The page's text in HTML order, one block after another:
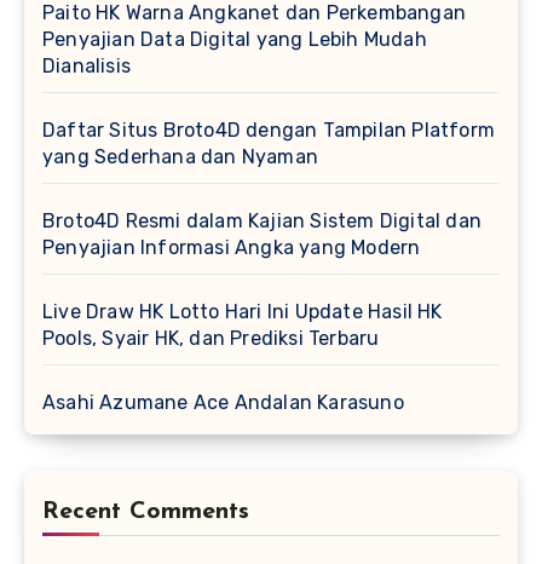
Paito HK Warna Angkanet dan Perkembangan
Penyajian Data Digital yang Lebih Mudah
Dianalisis
Daftar Situs Broto4D dengan Tampilan Platform
yang Sederhana dan Nyaman
Broto4D Resmi dalam Kajian Sistem Digital dan
Penyajian Informasi Angka yang Modern
Live Draw HK Lotto Hari Ini Update Hasil HK
Pools, Syair HK, dan Prediksi Terbaru
Asahi Azumane Ace Andalan Karasuno
Recent Comments